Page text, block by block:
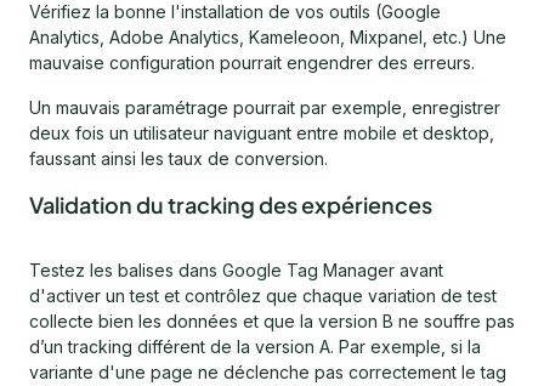
Vérifiez la bonne l'installation de vos outils (Google
Analytics, Adobe Analytics, Kameleoon, Mixpanel, etc.) Une
mauvaise configuration pourrait engendrer des erreurs.
Un mauvais paramétrage pourrait par exemple, enregistrer
deux fois un utilisateur naviguant entre mobile et desktop,
faussant ainsi les taux de conversion.
Validation du tracking des expériences
Testez les balises dans Google Tag Manager avant
d'activer un test et contrôlez que chaque variation de test
collecte bien les données et que la version B ne souffre pas
d’un tracking différent de la version A. Par exemple, si la
variante d'une page ne déclenche pas correctement le tag